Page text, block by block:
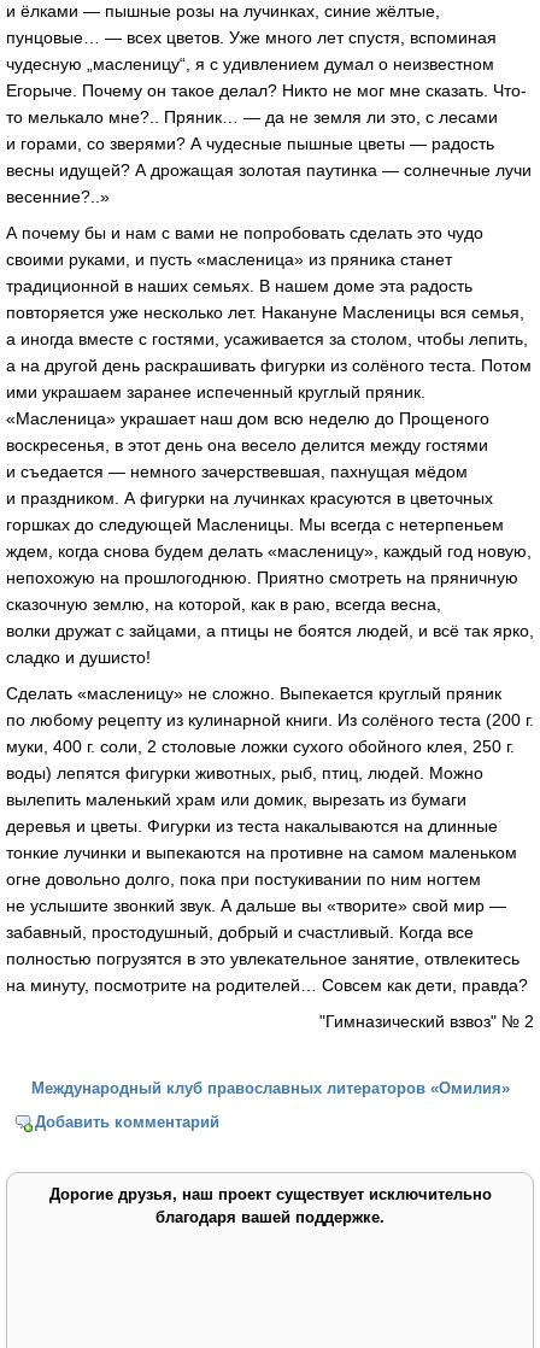
и ёлками — пышные розы на лучинках, синие жёлтые,
пунцовые… — всех цветов. Уже много лет спустя, вспоминая
чудесную „масленицу“, я с удивлением думал о неизвестном
Егорыче. Почему он такое делал? Никто не мог мне сказать. Что-
то мелькало мне?.. Пряник… — да не земля ли это, с лесами
и горами, со зверями? А чудесные пышные цветы — радость
весны идущей? А дрожащая золотая паутинка — солнечные лучи
весенние?..»
А почему бы и нам с вами не попробовать сделать это чудо
своими руками, и пусть «масленица» из пряника станет
традиционной в наших семьях. В нашем доме эта радость
повторяется уже несколько лет. Накануне Масленицы вся семья,
а иногда вместе с гостями, усаживается за столом, чтобы лепить,
а на другой день раскрашивать фигурки из солёного теста. Потом
ими украшаем заранее испеченный круглый пряник.
«Масленица» украшает наш дом всю неделю до Прощеного
воскресенья, в этот день она весело делится между гостями
и съедается — немного зачерствевшая, пахнущая мёдом
и праздником. А фигурки на лучинках красуются в цветочных
горшках до следующей Масленицы. Мы всегда с нетерпеньем
ждем, когда снова будем делать «масленицу», каждый год новую,
непохожую на прошлогоднюю. Приятно смотреть на пряничную
сказочную землю, на которой, как в раю, всегда весна,
волки дружат с зайцами, а птицы не боятся людей, и всё так ярко,
сладко и душисто!
Сделать «масленицу» не сложно. Выпекается круглый пряник
по любому рецепту из кулинарной книги. Из солёного теста (200 г.
муки, 400 г. соли, 2 столовые ложки сухого обойного клея, 250 г.
воды) лепятся фигурки животных, рыб, птиц, людей. Можно
вылепить маленький храм или домик, вырезать из бумаги
деревья и цветы. Фигурки из теста накалываются на длинные
тонкие лучинки и выпекаются на противне на самом маленьком
огне довольно долго, пока при постукивании по ним ногтем
не услышите звонкий звук. А дальше вы «творите» свой мир —
забавный, простодушный, добрый и счастливый. Когда все
полностью погрузятся в это увлекательное занятие, отвлекитесь
на минуту, посмотрите на родителей… Совсем как дети, правда?
"Гимназический взвоз" № 2
Международный клуб православных литераторов «Омилия»
Добавить комментарий
Дорогие друзья, наш проект существует исключительно
благодаря вашей поддержке.